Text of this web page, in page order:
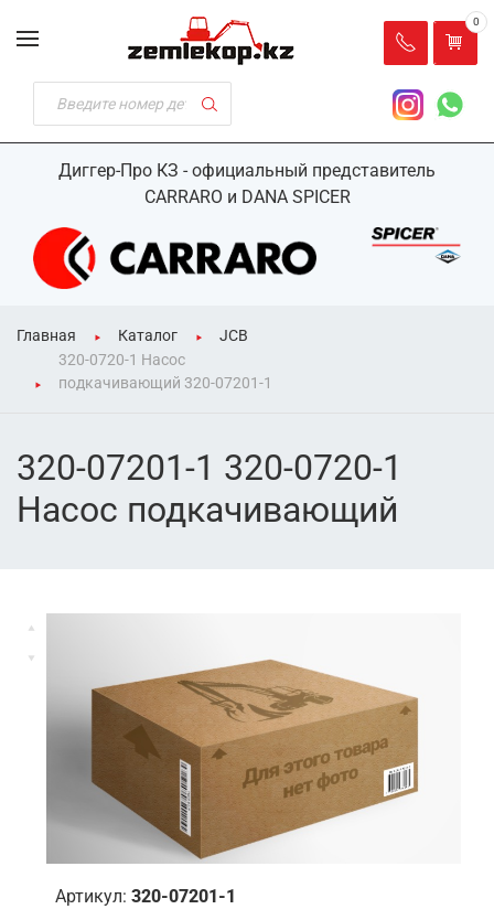
Диггер-Про КЗ - официальный представитель
CARRARO и DANA SPICER
0
Главная Каталог
JCB
320-0720-1 Насос
подкачивающий 320-07201-1
320-07201-1 320-0720-1
Насос подкачивающий
Артикул: 320-07201-1